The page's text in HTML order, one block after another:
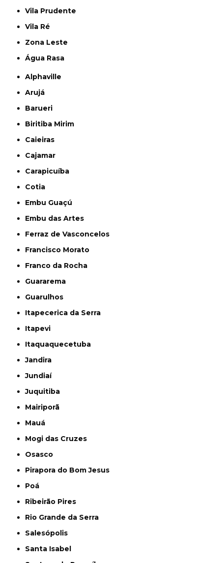
Vila Prudente
Vila Ré
Zona Leste
Água Rasa
Alphaville
Arujá
Barueri
Biritiba Mirim
Caieiras
Cajamar
Carapicuíba
Cotia
Embu Guaçú
Embu das Artes
Ferraz de Vasconcelos
Francisco Morato
Franco da Rocha
Guararema
Guarulhos
Itapecerica da Serra
Itapevi
Itaquaquecetuba
Jandira
Jundiaí
Juquitiba
Mairiporã
Mauá
Mogi das Cruzes
Osasco
Pirapora do Bom Jesus
Poá
Ribeirão Pires
Rio Grande da Serra
Salesópolis
Santa Isabel